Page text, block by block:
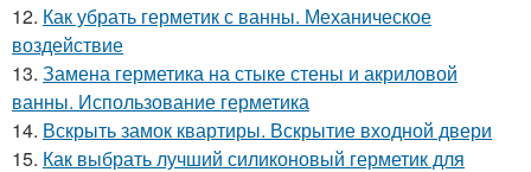
12. Как убрать герметик с ванны. Механическое
воздействие
13. Замена герметика на стыке стены и акриловой
ванны. Использование герметика
14. Вскрыть замок квартиры. Вскрытие входной двери
15. Как выбрать лучший силиконовый герметик для